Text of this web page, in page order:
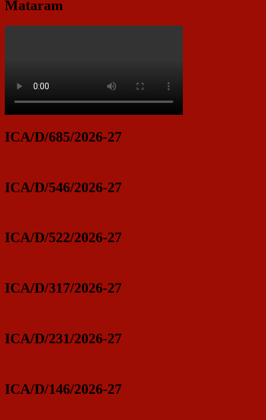
Mataram
ICA/D/685/2026-27
ICA/D/546/2026-27
ICA/D/522/2026-27
ICA/D/317/2026-27
ICA/D/231/2026-27
ICA/D/146/2026-27